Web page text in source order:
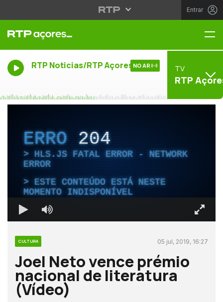
Entrar
RTP Noticias/RTP Açores NO AR TV
RTP
ERRO204
HLS.JS FATAL ERROR - NETWORK
ERROR
ESTE CONTEÚDO ESTÁ NESTE
MOMENTO INDISPONÍVEL
CULTURA 05 jul, 2019, 16:27
Joel Neto vence prémio
nacional de literatura
(Vídeo)